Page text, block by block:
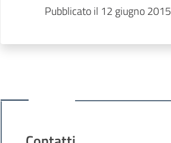
Pubblicato il 12 giugno 2015